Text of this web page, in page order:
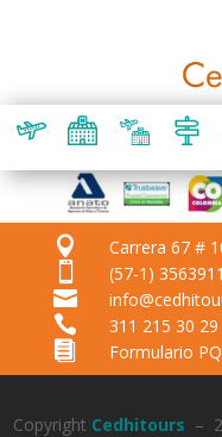
 Carrera 67 #
 (57-1)

 311 215 30 29
 Formulario
Copyright Cedhitours –